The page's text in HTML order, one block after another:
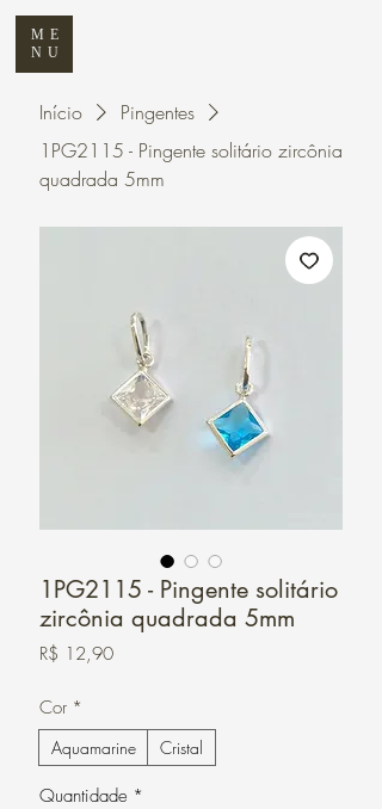
ME
NU
Início
Pingentes
1PG2115 - Pingente solitário zircônia
quadrada 5mm
1PG2115 - Pingente solitário
zircônia quadrada 5mm
R$ 12,90Preço
Cor *
Aquamarine Cristal
Quantidade *